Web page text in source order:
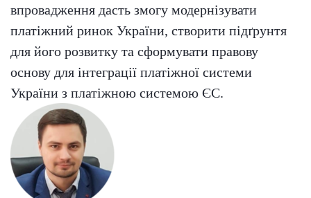
впровадження дасть змогу модернізувати
платіжний ринок України, створити підґрунтя
для його розвитку та сформувати правову
основу для інтеграції платіжної системи
України з платіжною системою ЄС.